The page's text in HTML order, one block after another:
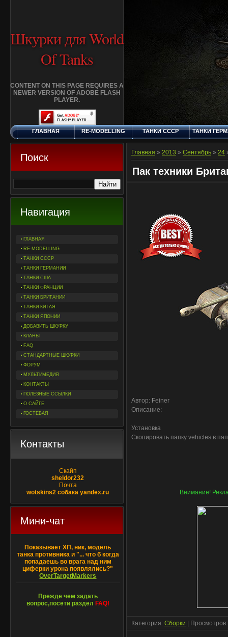
Шкурки для World
Of Tanks
CONTENT ON THIS PAGE REQUIRES A
NEWER VERSION OF ADOBE FLASH
PLAYER.
ЧЕТВЕРГ, 6.8.2026
ГЛАВНАЯ RE-MODELLING ТАНКИ СССР ТАНКИ
ДОБАВИТЬ
КЛАНЫ FAQ
Поиск
Навигация
ГЛАВНАЯ
RE-MODELLING
ТАНКИ СССР
ТАНКИ ГЕРМАНИИ
ТАНКИ США
ТАНКИ ФРАНЦИИ
ТАНКИ БРИТАНИИ
ТАНКИ КИТАЯ
ТАНКИ ЯПОНИИ
ДОБАВИТЬ ШКУРКУ
КЛАНЫ
FAQ
СТАНДАРТНЫЕ ШКУРКИ
ФОРУМ
МУЛЬТИМЕДИЯ
КОНТАКТЫ
ПОЛЕЗНЫЕ ССЫЛКИ
О САЙТЕ
ГОСТЕВАЯ
Контакты
Скайп
sheldor232
Почта
wotskins2 собака yandex.ru
Мини-чат
Показывает ХП, ник, модель
танка противника и "... что б когда
попадаешь во врага над ним
циферки урона появлялись?"
OverTargetMarkers
Прежде чем задать
вопрос,посети раздел FAQ!
Главная » 2013 » Сентябрь » 24
Пак техники
Автор: Feiner
Описание:
Установка
Скопировать папку vehicles в
Внимание!
Категория: Сборки Просмотров